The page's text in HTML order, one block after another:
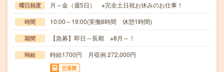
曜日頻度 月～金（週5日） ※完全土日祝お休みのお仕事！
時間 10:00～19:00(実働8時間 休憩1時間)
期間 【急募】即日～長期 ※8月～！
時給 時給1700円 月収例 272,000円
交通費